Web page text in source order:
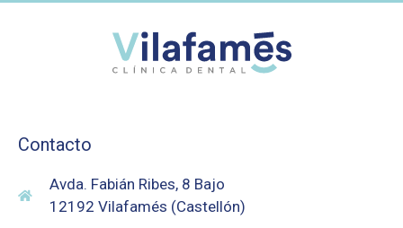
Contacto
Avda. Fabián Ribes, 8 Bajo
12192 Vilafamés (Castellón)